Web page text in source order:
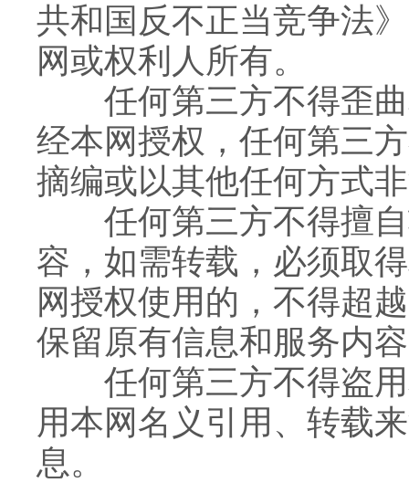
共和国反不正当竞争法
网或权利人所有。
任何第三方不得歪曲
经本网授权，任何第三
摘编或以其他任何方式
任何第三方不得擅自
容，如需转载，必须取
网授权使用的，不得超
保留原有信息和服务内
任何第三方不得盗用
用本网名义引用、转载
息。